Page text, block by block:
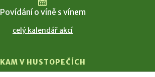
Povídání o víně s vínem
celý kalendář akcí
KAM V HUSTOPEČÍCH